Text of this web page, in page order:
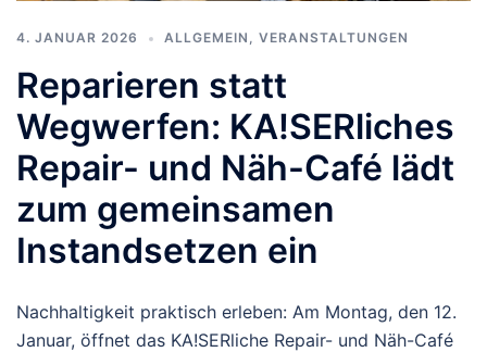
4. JANUAR 2026 ALLGEMEIN VERANSTALTUNGEN
Reparieren statt
Wegwerfen: KA!SERliches
Repair- und Näh-Café lädt
zum gemeinsamen
Instandsetzen ein
Nachhaltigkeit praktisch erleben: Am Montag, den 12.
Januar, öffnet das KA!SERliche Repair- und Näh-Café